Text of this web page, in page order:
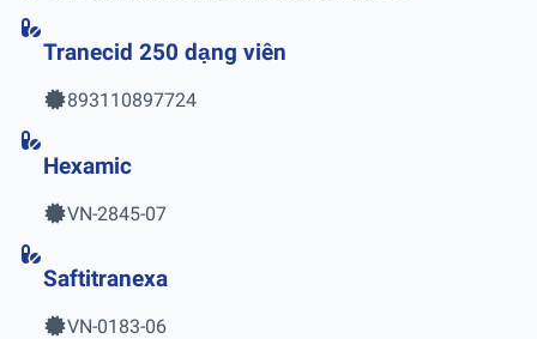
Tranecid 250 dạng viên
893110897724
Hexamic
VN-2845-07
Saftitranexa
VN-0183-06